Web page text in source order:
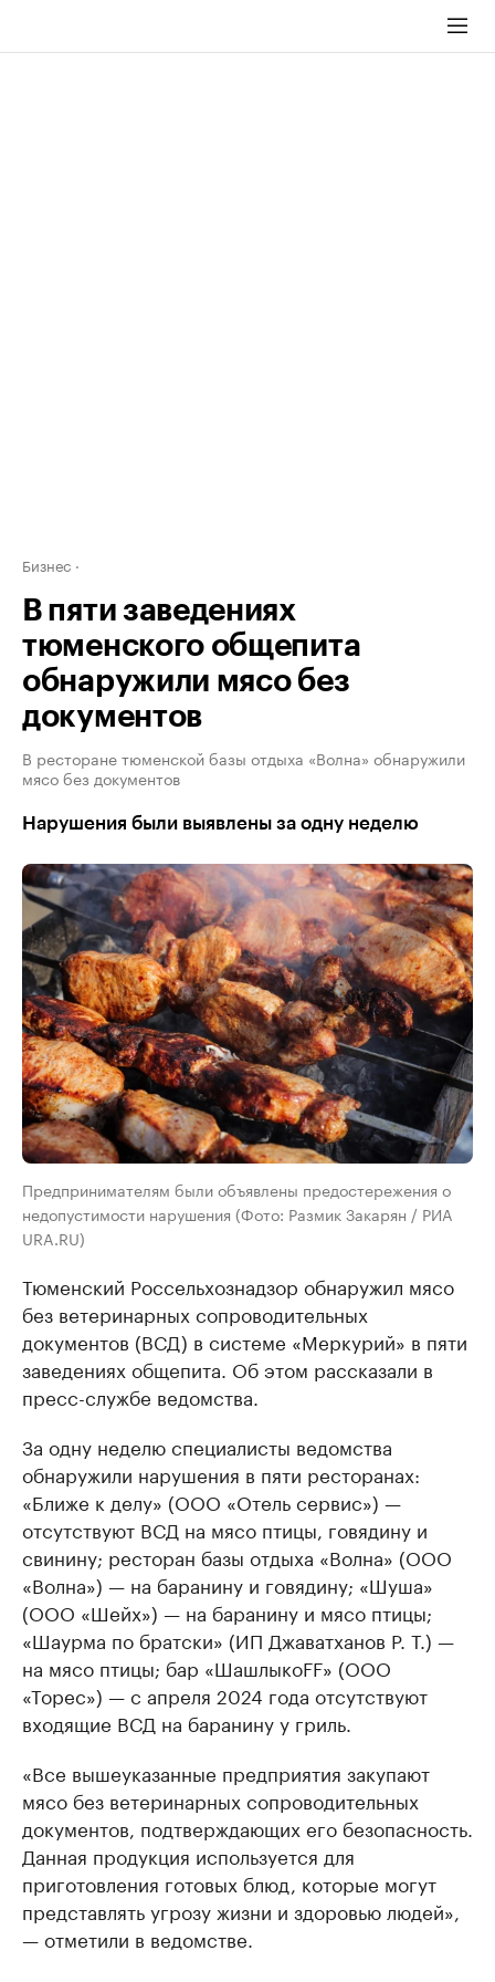
Бизнес
В пяти заведениях
тюменского общепита
обнаружили мясо без
документов
В ресторане тюменской базы отдыха «Волна» обнаружили
мясо без документов
Нарушения были выявлены за одну неделю
Предпринимателям были объявлены предостережения о
недопустимости нарушения (Фото: Размик Закарян / РИА
URA.RU)
Тюменский Россельхознадзор обнаружил мясо
без ветеринарных сопроводительных
документов (ВСД) в системе «Меркурий» в пяти
заведениях общепита. Об этом рассказали в
пресс-службе ведомства.
За одну неделю специалисты ведомства
обнаружили нарушения в пяти ресторанах:
«Ближе к делу» (ООО «Отель сервис») —
отсутствуют ВСД на мясо птицы, говядину и
свинину; ресторан базы отдыха «Волна» (ООО
«Волна») — на баранину и говядину; «Шуша»
(ООО «Шейх») — на баранину и мясо птицы;
«Шаурма по братски» (ИП Джаватханов Р. Т.) —
на мясо птицы; бар «ШашлыкоFF» (ООО
«Торес») — с апреля 2024 года отсутствуют
входящие ВСД на баранину у гриль.
«Все вышеуказанные предприятия закупают
мясо без ветеринарных сопроводительных
документов, подтверждающих его безопасность.
Данная продукция используется для
приготовления готовых блюд, которые могут
представлять угрозу жизни и здоровью людей»,
— отметили в ведомстве.